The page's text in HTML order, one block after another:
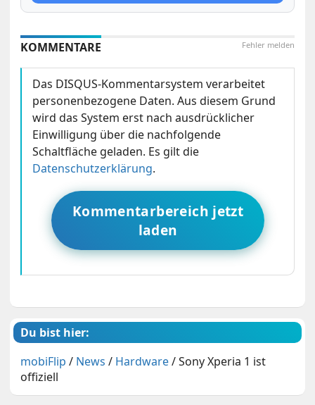
Fehler melden
KOMMENTARE
Das DISQUS-Kommentarsystem verarbeitet
personenbezogene Daten. Aus diesem Grund
wird das System erst nach ausdrücklicher
Einwilligung über die nachfolgende
Schaltfläche geladen. Es gilt die
Datenschutzerklärung.
Kommentarbereich jetzt
laden
Du bist hier:
mobiFlip / News / Hardware/Sony Xperia 1 ist
offiziell